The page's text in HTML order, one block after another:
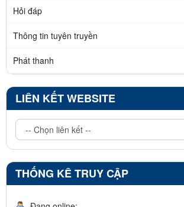
Hỏi đáp
Thông tin tuyên truyền
Phát thanh
LIÊN KẾT WEBSITE
THỐNG KÊ TRUY CẬP